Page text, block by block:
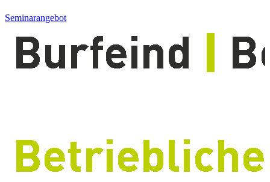
Seminarangebot